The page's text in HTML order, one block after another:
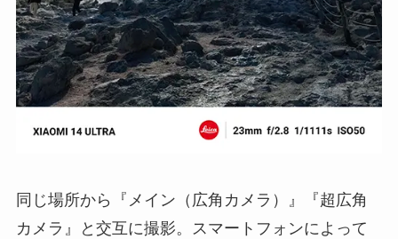
同じ場所から『メイン（広角カメラ）』『超広角
カメラ』と交互に撮影。スマートフォンによって